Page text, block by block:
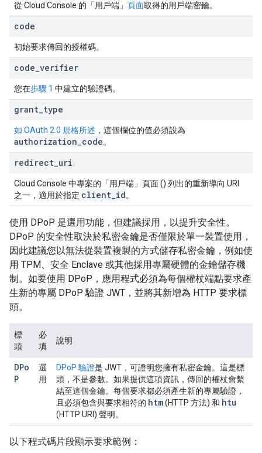
從 Cloud Console 的「用戶端」 頁面取得的用戶端密鑰。
code
初始要求傳回的授權碼。
code verifier
您在步驟 1 中建立的驗證碼。
grant type
如 OAuth 2.0 規格所述 ，這個欄位的值必須設為
authorization code。
redirect uri
Cloud Console 中專案的「用戶端」頁面 () 列出的重新導向 URI
之一，適用於指定 client id。
使用 DPoP 是選用功能，但建議採用，以提升安全性。
DPoP 的安全性取決於私密金鑰是否僅限於單一裝置使用，
因此建議您以無法從裝置複製的方式儲存私密金鑰，例如使
用 TPM、安全 Enclave 或其他採用專屬硬體的金鑰儲存機
制。如要使用 DPoP，應用程式必須為每個權杖端點要求產
生新的專屬 DPoP 驗證 JWT，並將其新增為 HTTP 要求標
頭。
標
頭
必
填
說明
DPo
P
選
用
DPoP 驗證是 JWT，可證明您擁有私密金鑰。這是標
頭，不是參數。如果提供這項資訊，傳回的權杖會繫
結至這個金鑰。每個要求都必須產生新的專屬驗證，
且必須包含與要求相符的 htm(HTTP 方法) 和 htu
(HTTP URI) 聲明。
以下程式碼片段顯示要求範例：